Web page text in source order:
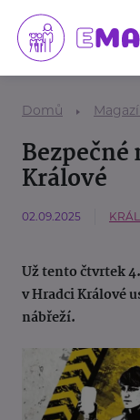
Domů
Králové
02.09.2025
Už tento čtvrtek
v Hradci Králové
nábřeží.